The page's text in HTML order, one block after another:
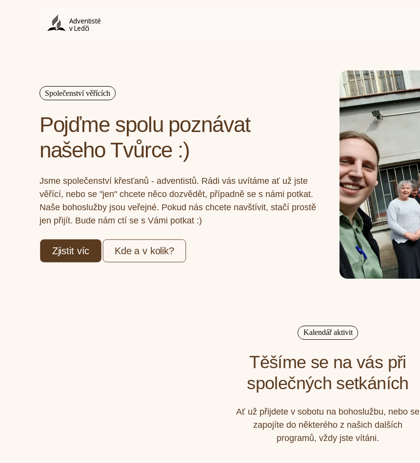
Adventisté
v Ledči
Společenství věřících
Pojďme spolu poznávat
našeho Tvůrce :)
Jsme společenství křesťanů - adventistů. Rádi vás uvítáme ať už jste
věřící, nebo se "jen" chcete něco dozvědět, případně se s námi potkat.
Naše bohoslužby jsou veřejné. Pokud nás chcete navštívit, stačí prostě
jen přijít. Bude nám ctí se s Vámi potkat :)
Zjistit víc Kde a v kolik?
Kalendář aktivit
Těšíme se na vás při
společných setkáních
Ať už přijdete v sobotu na bohoslužbu, nebo se
zapojíte do některého z našich dalších
programů, vždy jste vítáni.